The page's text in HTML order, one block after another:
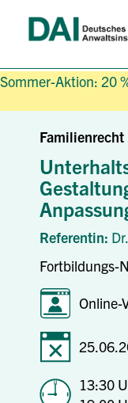
Sommer-Aktion: 20
Familienrecht
Referentin:
Fortbildungs-
Online-
13:30